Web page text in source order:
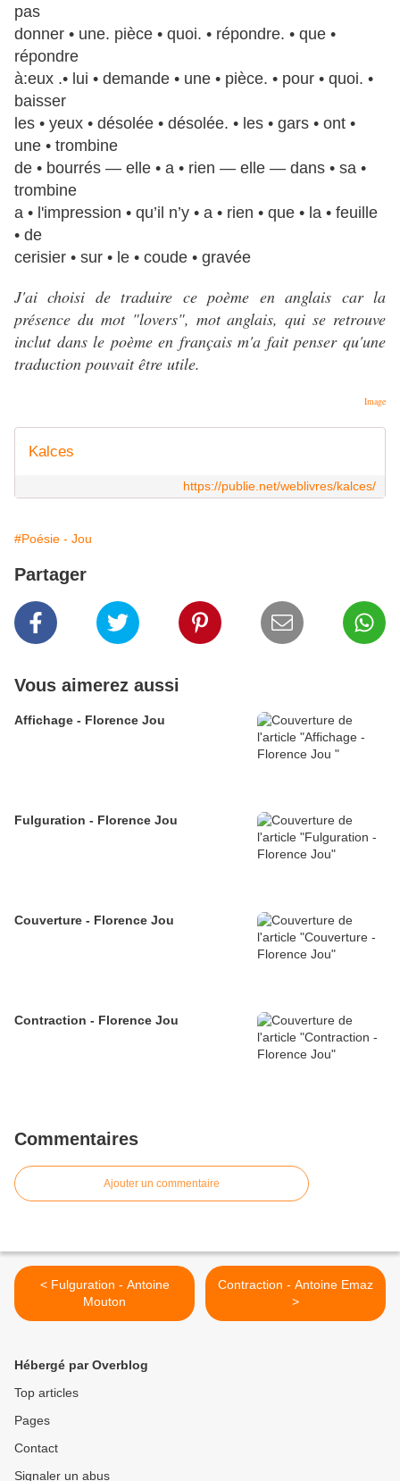
pas
donner • une. pièce • quoi. • répondre. • que •
répondre
à:eux .• lui • demande • une • pièce. • pour • quoi. •
baisser
les • yeux • désolée • désolée. • les • gars • ont •
une • trombine
de • bourrés — elle • a • rien — elle — dans • sa •
trombine
a • l'impression • qu’il n’y • a • rien • que • la • feuille
• de
cerisier • sur • le • coude • gravée
J'ai choisi de traduire ce poème en anglais car la
présence du mot "lovers", mot anglais, qui se retrouve
inclut dans le poème en français m'a fait penser qu'une
traduction pouvait être utile.
Image
Kalces
https://publie.net/weblivres/kalces/
#Poésie - Jou
Partager
Vous aimerez aussi
Affichage - Florence Jou
Fulguration - Florence Jou
Couverture - Florence Jou
Contraction - Florence Jou
Commentaires
Ajouter un commentaire
< Fulguration - Antoine
Mouton
Contraction - Antoine Emaz
>
Hébergé par Overblog
Top articles
Pages
Contact
Signaler un abus